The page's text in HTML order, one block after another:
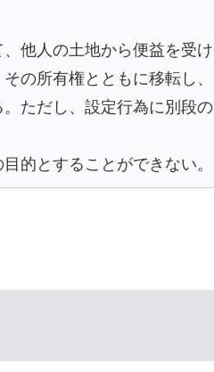
他人の土地から便益を受け
の所有権とともに移転し、
ただし、設定行為に別段の
的とすることができない。